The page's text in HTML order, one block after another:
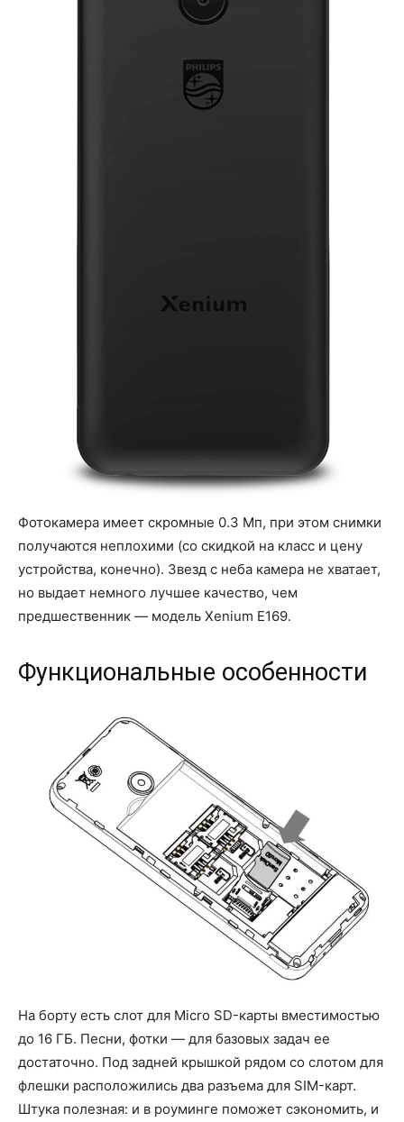
Фотокамера имеет скромные 0.3 Мп, при этом снимки
получаются неплохими (со скидкой на класс и цену
устройства, конечно). Звезд с неба камера не хватает,
но выдает немного лучшее качество, чем
предшественник — модель Xenium E169.
Функциональные особенности
На борту есть слот для Micro SD-карты вместимостью
до 16 ГБ. Песни, фотки — для базовых задач ее
достаточно. Под задней крышкой рядом со слотом для
флешки расположились два разъема для SIM-карт.
Штука полезная: и в роуминге поможет сэкономить, и